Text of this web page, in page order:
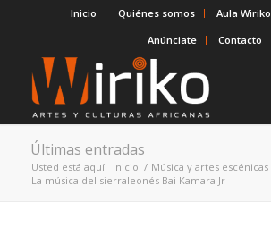
Inicio Quiénes somos Aula Wiriko
Anúnciate
Contacto
Últimas entradas
Usted está aquí: Inicio / Música y artes escénicas
La música del sierraleonés Bai Kamara Jr